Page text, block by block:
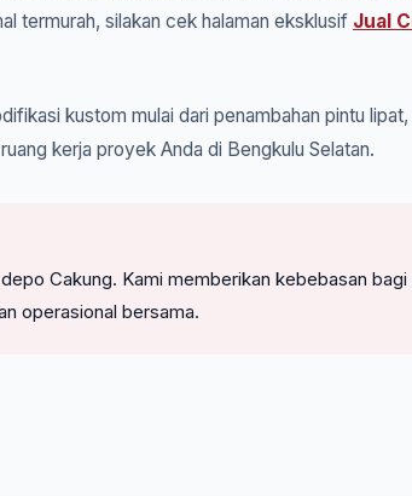
termurah, silakan cek halaman eksklusif Jual
kustom mulai dari penambahan pintu
kerja proyek Anda di Bengkulu Selatan.
Cakung. Kami memberikan kebebasan
operasional bersama.